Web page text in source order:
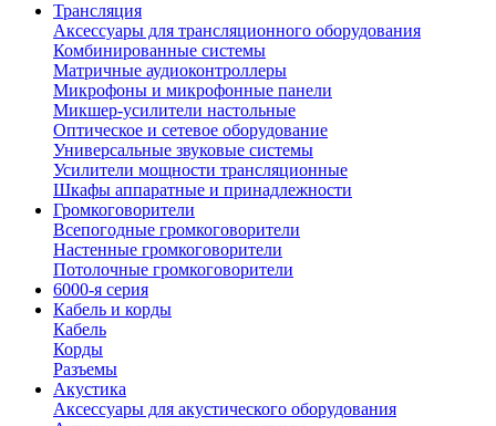
Трансляция
Аксессуары для трансляционного оборудования
Комбинированные системы
Матричные аудиоконтроллеры
Микрофоны и микрофонные панели
Микшер-усилители настольные
Оптическое и сетевое оборудование
Универсальные звуковые системы
Усилители мощности трансляционные
Шкафы аппаратные и принадлежности
Громкоговорители
Всепогодные громкоговорители
Настенные громкоговорители
Потолочные громкоговорители
6000-я серия
Кабель и корды
Кабель
Корды
Разъемы
Акустика
Аксессуары для акустического оборудования